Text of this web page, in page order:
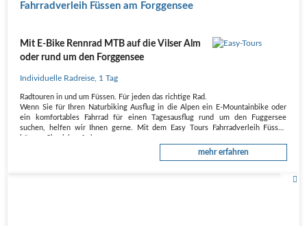
Fahrradverleih Füssen am Forggensee
Mit E-Bike Rennrad MTB auf die Vilser Alm
oder rund um den Forggensee
Individuelle Radreise 1 Tag
Radtouren in und um Füssen. Für jeden das richtige Rad.
Wenn Sie für Ihren Naturbiking Ausflug in die Alpen ein E-Mountainbike oder
ein komfortables Fahrrad für einen Tagesausflug rund um den Fuggersee
suchen, helfen wir Ihnen gerne. Mit dem Easy Tours Fahrradverleih Füssen
mehr erfahren